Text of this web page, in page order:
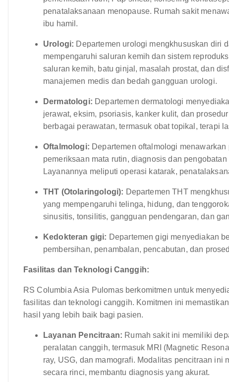
penatalaksanaan menopause. Rumah sakit
ibu hamil.
Urologi: Departemen urologi mengkhususkan diri
mempengaruhi saluran kemih dan sistem
saluran kemih, batu ginjal, masalah prostat, dan
manajemen medis dan bedah gangguan urologi.
Dermatologi: Departemen dermatologi
jerawat, eksim, psoriasis, kanker kulit, dan
berbagai perawatan, termasuk obat topikal, terapi
Oftalmologi: Departemen oftalmologi
pemeriksaan mata rutin, diagnosis dan
Layanannya meliputi operasi katarak,
THT (Otolaringologi): Departemen THT
yang mempengaruhi telinga, hidung, dan
sinusitis, tonsilitis, gangguan pendengaran, dan
Kedokteran gigi: Departemen gigi menyediakan
pembersihan, penambalan, pencabutan, dan
Fasilitas dan Teknologi Canggih:
RS Columbia Asia Pulomas berkomitmen untuk
fasilitas dan teknologi canggih. Komitmen ini
hasil yang lebih baik bagi pasien.
Layanan Pencitraan: Rumah sakit ini memiliki
peralatan canggih, termasuk MRI (Magnetic
ray, USG, dan mamografi. Modalitas pencitraan ini
secara rinci, membantu diagnosis yang akurat.